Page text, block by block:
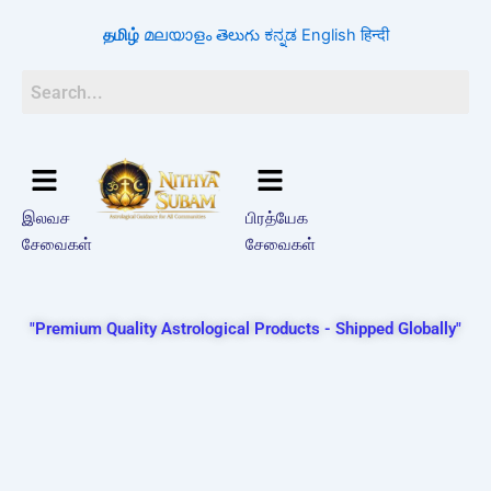
தமிழ் മലയാളം తెలుగు ಕನ್ನಡ English हिन्दी
இலவச
சேவைகள்
பிரத்யேக
சேவைகள்
"Premium Quality Astrological Products - Shipped Globally"